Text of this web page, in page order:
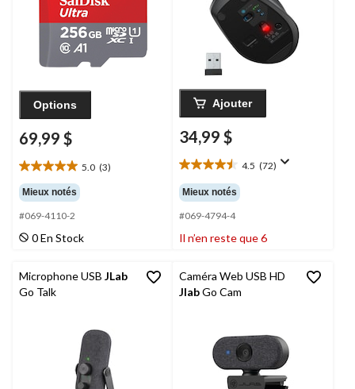
Options
69,99 $
5.0 (3)
5.0
étoile(s)
sur
5.
3
Mieux notés
#069-4110-2
0 En Stock
Ajouter
34,99 $
4.5 (72)
4.5
étoile(s)
sur
5.
72
évaluations
Mieux notés
#069-4794-4
Il n’en reste que 6
Microphone USB JLab
Go Talk
Caméra Web USB HD
JlabGo Cam